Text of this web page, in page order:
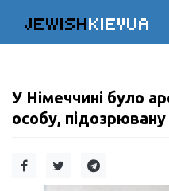
JEWISHKIEVUA
У Німеччині було
особу,